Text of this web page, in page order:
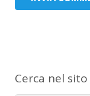
Cerca nel sito